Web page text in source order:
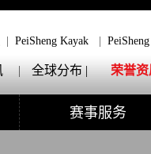
PeiSheng Kayak
| 全球分布 | 荣誉资
赛事服务